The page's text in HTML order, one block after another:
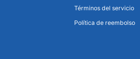
Términos del servicio
Política de reembolso